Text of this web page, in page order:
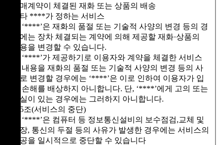
구매계약이 체결된 재화 또는 상품의 배송
기타 ****가 정하는 서비스
② ‘****’은 재화의 품절 또는 기술적 사양의 변경 등의 경
우에는 장차 체결되는 계약에 의해 제공할 재화·상품의
내용을 변경할 수 있습니다.
③ ‘****’가 제공하기로 이용자와 계약을 체결한 서비스
의 내용을 재화의 품절 또는 기술적 사양의 변경 등의 사
유로 변경할 경우에는 ‘****’은 이로 인하여 이용자가 입
은 손해를 배상하지 아니합니다. 단, ‘****’에게 고의 또는
과실이 있는 경우에는 그러하지 아니합니다.
제5조(서비스의 중단)
① ‘****’은 컴퓨터 등 정보통신설비의 보수점검,교체 및
고장, 통신의 두절 등의 사유가 발생한 경우에는 서비스의
제공을 일시적으로 중단할 수 있습니다